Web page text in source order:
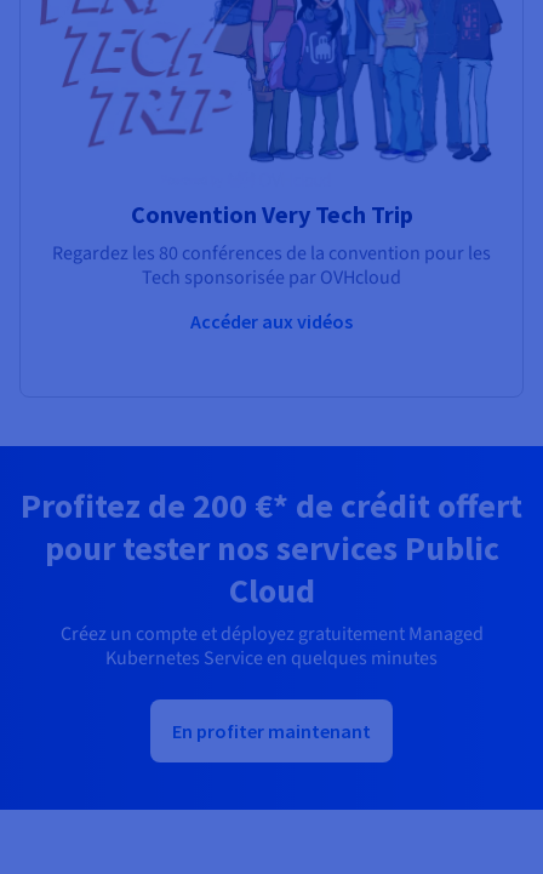
Convention Very Tech Trip
Regardez les 80 conférences de la convention pour les
Tech sponsorisée par OVHcloud
Accéder aux vidéos
Profitez de 200 €* de crédit offert
pour tester nos services Public
Cloud
Créez un compte et déployez gratuitement Managed
Kubernetes Service en quelques minutes
En profiter maintenant